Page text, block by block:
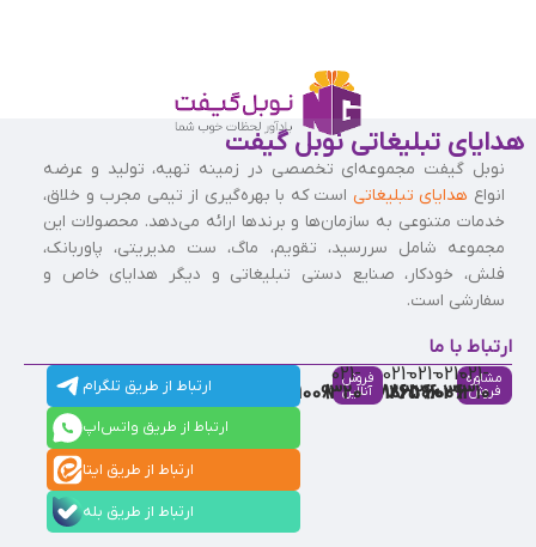
هدایای تبلیغاتی نوبل گیفت
نوبل گیفت مجموعه‌ای تخصصی در زمینه تهیه، تولید و عرضه
انواع هدایای تبلیغاتی است که با بهره‌گیری از تیمی مجرب و خلاق،
خدمات متنوعی به سازمان‌ها و برندها ارائه می‌دهد. محصولات این
مجموعه شامل سررسید، تقویم، ماگ، ست مدیریتی، پاوربانک،
فلش، خودکار، صنایع دستی تبلیغاتی و دیگر هدایای خاص و
سفارشی است.
ارتباط با ما
مشاوره
فروش
021-
91009310
021-
86126036
021-
86126506
021-
88537803
فروش
آنلاین
021-
91009320
ارتباط از طریق تلگرام
ارتباط از طریق واتس‌اپ
ارتباط از طریق ایتا
ارتباط از طریق بله